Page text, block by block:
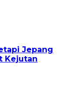
Jepang
Kejutan